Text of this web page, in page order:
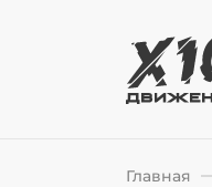
Главная